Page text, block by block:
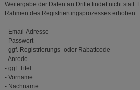
Weitergabe der Daten an Dritte findet nicht statt.
Rahmen des Registrierungsprozesses erhoben:
- Email-Adresse
- Passwort
- ggf. Registrierungs- oder Rabattcode
- Anrede
- ggf. Titel
- Vorname
- Nachname